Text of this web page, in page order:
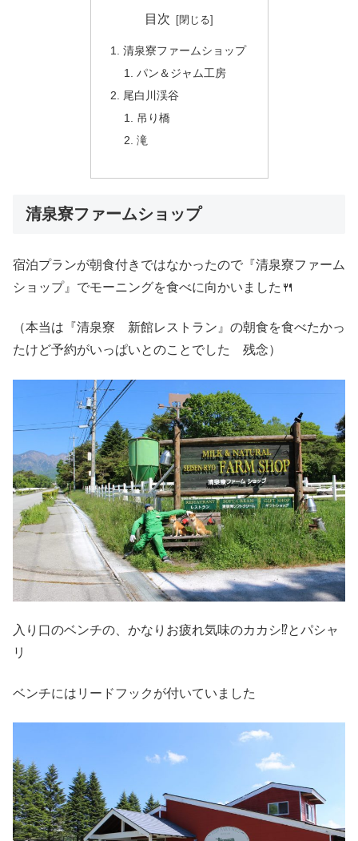
目次
清泉寮ファームショップ
パン＆ジャム工房
尾白川渓谷
吊り橋
滝
清泉寮ファームショップ
宿泊プランが朝食付きではなかったので『清泉寮ファーム
ショップ』でモーニングを食べに向かいました🍴
（本当は『清泉寮 新館レストラン』の朝食を食べたかっ
たけど予約がいっぱいとのことでした 残念）
入り口のベンチの、かなりお疲れ気味のカカシ⁉とパシャ
リ
ベンチにはリードフックが付いていました